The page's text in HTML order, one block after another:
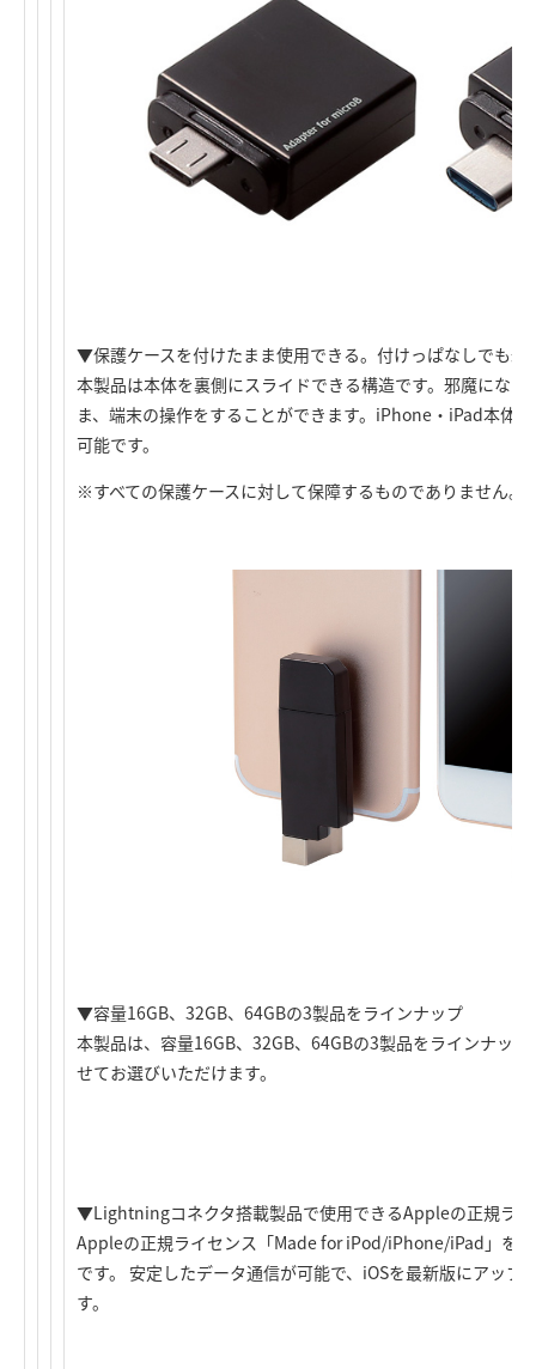
▼保護ケースを付けたまま使用できる。付けっぱなしでも邪
本製品は本体を裏側にスライドできる構造です。邪魔にな
ま、端末の操作をすることができます。iPhone・iPad本体
可能です。
※すべての保護ケースに対して保障するものでありません。
▼容量16GB、32GB、64GBの3製品をラインナップ
本製品は、容量16GB、32GB、64GBの3製品をラインナッ
せてお選びいただけます。
▼Lightningコネクタ搭載製品で使用できるAppleの正規ラ
Appleの正規ライセンス「Made for iPod/iPhone/iPad」を
です。 安定したデータ通信が可能で、iOSを最新版にアップ
す。